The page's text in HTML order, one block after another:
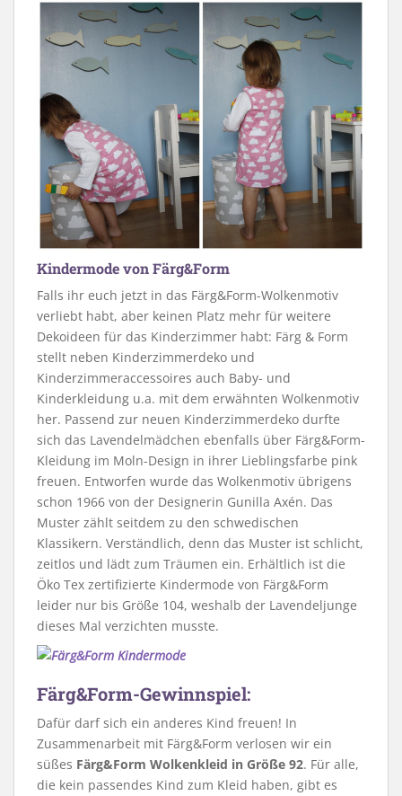
Kindermode von Färg&Form
Falls ihr euch jetzt in das Färg&Form-Wolkenmotiv
verliebt habt, aber keinen Platz mehr für weitere
Dekoideen für das Kinderzimmer habt: Färg & Form
stellt neben Kinderzimmerdeko und
Kinderzimmeraccessoires auch Baby- und
Kinderkleidung u.a. mit dem erwähnten Wolkenmotiv
her. Passend zur neuen Kinderzimmerdeko durfte
sich das Lavendelmädchen ebenfalls über Färg&Form-
Kleidung im Moln-Design in ihrer Lieblingsfarbe pink
freuen. Entworfen wurde das Wolkenmotiv übrigens
schon 1966 von der Designerin Gunilla Axén. Das
Muster zählt seitdem zu den schwedischen
Klassikern. Verständlich, denn das Muster ist schlicht,
zeitlos und lädt zum Träumen ein. Erhältlich ist die
Öko Tex zertifizierte Kindermode von Färg&Form
leider nur bis Größe 104, weshalb der Lavendeljunge
dieses Mal verzichten musste.
Färg&Form-Gewinnspiel:
Dafür darf sich ein anderes Kind freuen! In
Zusammenarbeit mit Färg&Form verlosen wir ein
süßes Färg&Form Wolkenkleid in Größe 92. Für alle,
die kein passendes Kind zum Kleid haben, gibt es